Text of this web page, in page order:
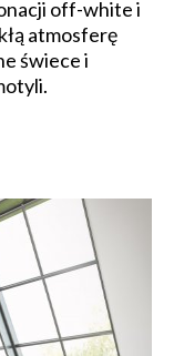
off-white i
atmosferę
świece i